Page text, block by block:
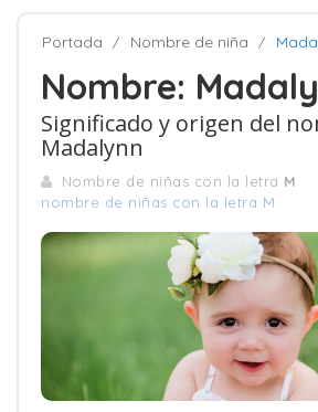
Portada Nombre de niña
Nombre:
Significado y origen del
Madalynn
Nombre de niñas con la letra M
nombre de niñas con la letra M